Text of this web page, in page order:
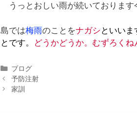
うっとおしい雨が続いております
島では梅雨のことをナガシ といいま
とです。 どうかどうか。むずろくね
ブログ
予防注射
家訓